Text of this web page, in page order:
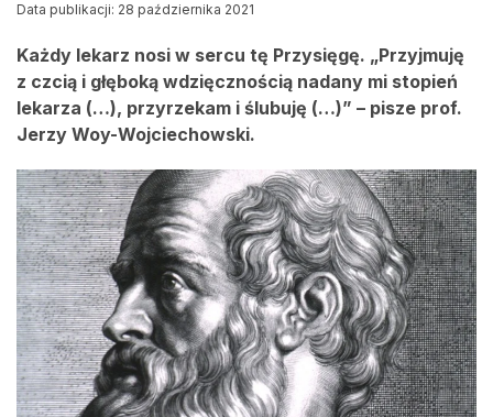
Data publikacji: 28 października 2021
Każdy lekarz nosi w sercu tę Przysięgę. „Przyjmuję
z czcią i głęboką wdzięcznością nadany mi stopień
lekarza (…), przyrzekam i ślubuję (…)” – pisze prof.
Jerzy Woy-Wojciechowski.